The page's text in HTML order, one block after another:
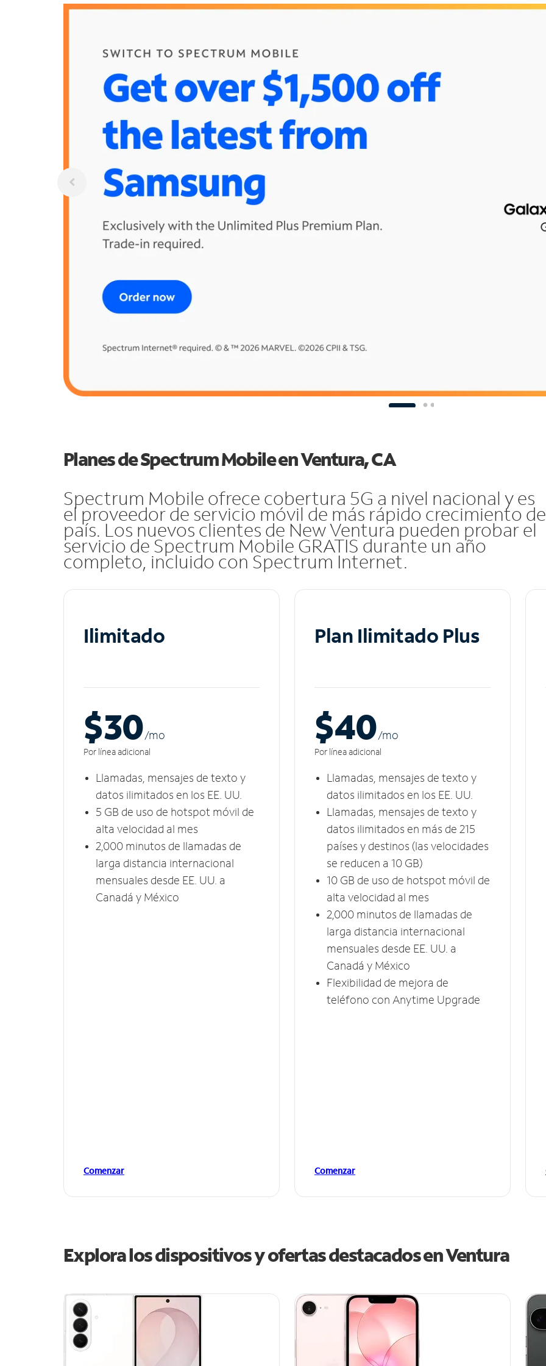
Planes de Spectrum Mobile en Ventura, CA
Spectrum Mobile ofrece cobertura 5G a nivel nacional y es
el proveedor de servicio móvil de más rápido crecimiento
país. Los nuevos clientes de New Ventura pueden probar el
servicio de Spectrum Mobile GRATIS durante un año
completo, incluido con Spectrum Internet.
Ilimitado
$30/mo
Por línea adicional
Llamadas, mensajes de texto y
datos ilimitados en los EE. UU.
5 GB​​​​​​​ de uso de hotspot móvil ​​​​​​​de
alta velocidad al mes
2,000 minutos de llamadas de
larga distancia internacional
mensuales desde EE. UU. a
Canadá y México
Comenzar
Plan Ilimitado Plus
$40/mo
Por línea adicional
Llamadas, mensajes de texto y
datos ilimitados en los EE. UU.
Llamadas, mensajes de texto y
datos ilimitados en más de 215
países y destinos (las velocidades
se reducen a 10​​​​​​​ GB)
10 GB​​​​​​​ de uso de hotspot móvil ​​​​​​​de
alta velocidad al mes
2,000 minutos de llamadas de
larga distancia internacional
mensuales desde EE. UU. a
Canadá y México
Flexibilidad de mejora de
teléfono con Anytime Upgrade
Comenzar
Explora los dispositivos y ofertas destacados en Ventura